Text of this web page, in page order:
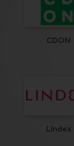
CDON
Lindex